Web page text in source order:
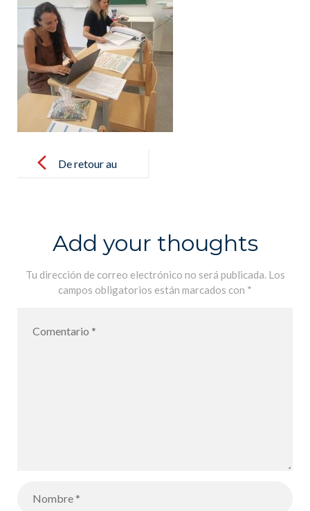
navigationDe retour au
l´année
scolaire 2021-
2022 – De
Add your thoughts
Tu dirección de correo electrónico no será publicada. Los
campos obligatorios están marcados con *